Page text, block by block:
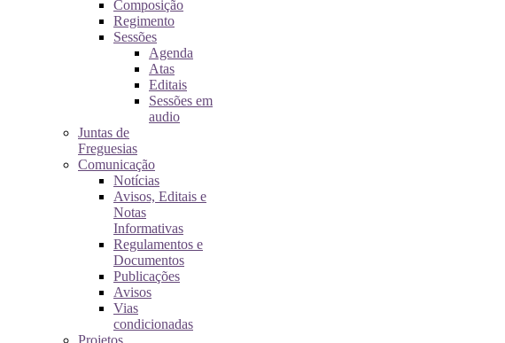
Composição
Regimento
Sessões
Agenda
Atas
Editais
Sessões em
audio
Juntas de
Freguesias
Comunicação
Notícias
Avisos, Editais e
Notas
Informativas
Regulamentos e
Documentos
Publicações
Avisos
Vias
condicionadas
Projetos